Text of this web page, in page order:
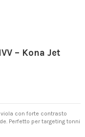
– Kona Jet
viola con forte contrasto
Perfetto per targeting tonni